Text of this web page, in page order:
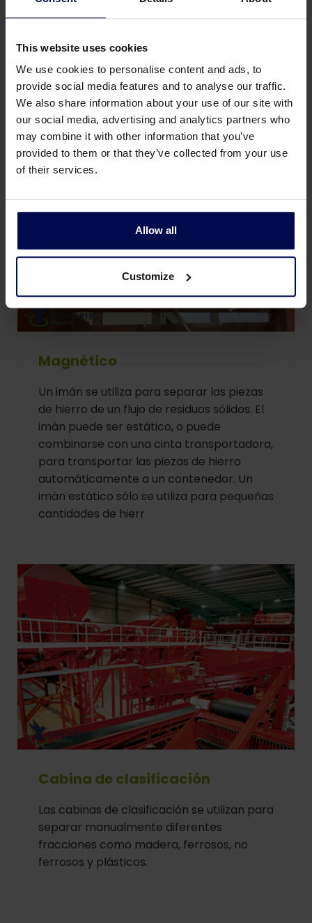
This website uses cookies
We use cookies to personalise content and ads, to
provide social media features and to analyse our traffic.
We also share information about your use of our site with
our social media, advertising and analytics partners who
may combine it with other information that you’ve
provided to them or that they’ve collected from your use
of their services.
Allow all
Customize
Tecnologías de Colubris para
Clasificación
Magnético
Un imán se utiliza para separar las piezas
de hierro de un flujo de residuos sólidos. El
imán puede ser estático, o puede
combinarse con una cinta transportadora,
para transportar las piezas de hierro
automáticamente a un contenedor. Un
imán estático sólo se utiliza para pequeñas
cantidades de hierr
Cabina de clasificación
Las cabinas de clasificación se utilizan para
separar manualmente diferentes
fracciones como madera, ferrosos, no
ferrosos y plásticos.